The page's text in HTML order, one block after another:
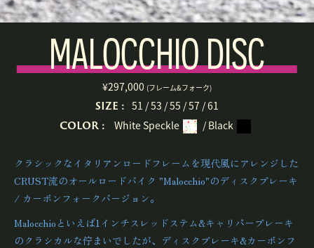
MALOCCHIO DISC
¥297,000 (フレーム&フォーク)
SIZE : 51 / 53 / 55 / 57 / 61
COLOR : White Speckle / Black
クラシックなイタリアンロードフレームを現代風にアレンジした
CRUST流のオールロードバイク "Malocchio"のディスクブレーキ
/ カーボンフォークバージョン。
Malocchioといえば1インチスレッドステム&キャリパーブレーキ
のクラシカルな佇まいでしたが、ディスクブレーキ&カーボンフ